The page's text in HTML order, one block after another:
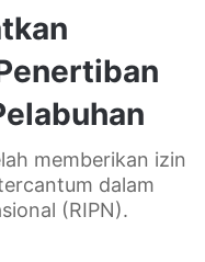
memberikan izin
dalam
(RIPN).